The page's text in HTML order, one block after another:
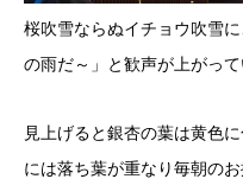
桜吹雪ならぬイチョウ吹雪
の雨だ～」と歓声が上がって
見上げると銀杏の葉は黄色
には落ち葉が重なり毎朝のお